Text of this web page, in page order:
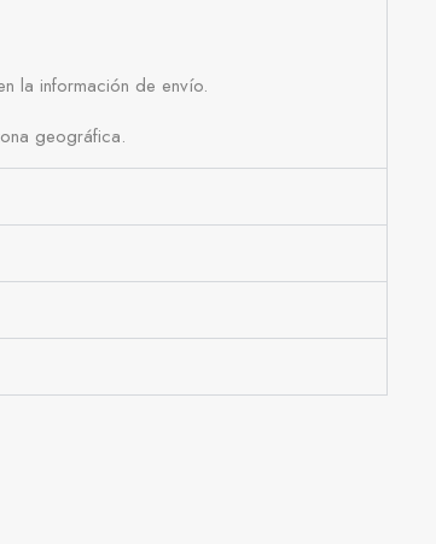
la información de envío.
geográfica.